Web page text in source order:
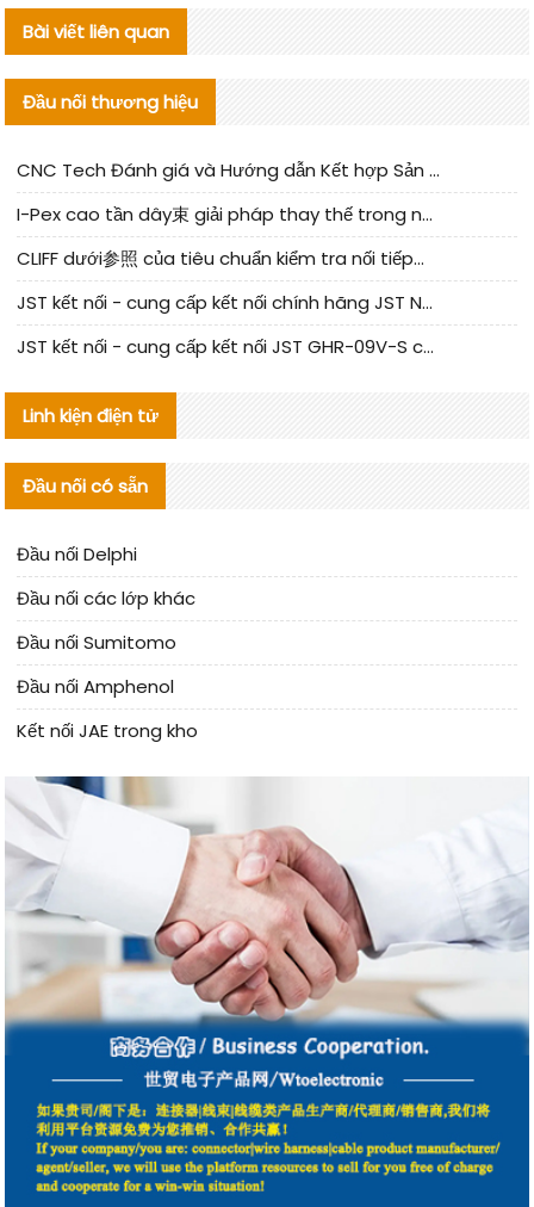
Bài viết liên quan
Đầu nối thương hiệu
CNC Tech Đánh giá và Hướng dẫn Kết hợp Sản xuất Linh kiện Cable Nội địa
I-Pex cao tần dây束 giải pháp thay thế trong nước phân tích
CLIFF dưới参照 của tiêu chuẩn kiểm tra nối tiếp器 trong nước được cập nhật
JST kết nối - cung cấp kết nối chính hãng JST NSHR-02V-S | sản phẩm thay thế
JST kết nối - cung cấp kết nối JST GHR-09V-S chính hãng | hàng thay thế
Linh kiện điện tử
Đầu nối có sẵn
Đầu nối Delphi
Đầu nối các lớp khác
Đầu nối Sumitomo
Đầu nối Amphenol
Kết nối JAE trong kho